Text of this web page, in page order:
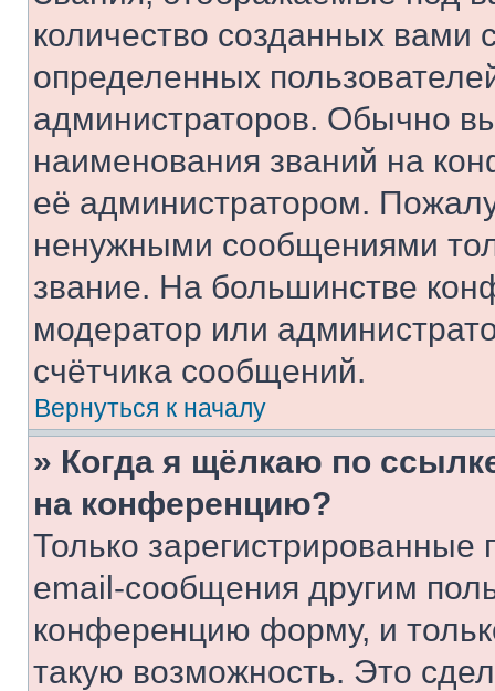
количество созданных
определенных
администраторов. Обычно
наименования званий на
её администратором.
ненужными сообщениями
звание. На большинстве
модератор или
счётчика сообщений.
Вернуться к началу
» Когда я щёлкаю по
на конференцию?
Только зарегистрированные
email-сообщения другим
конференцию форму, и
такую возможность. Это